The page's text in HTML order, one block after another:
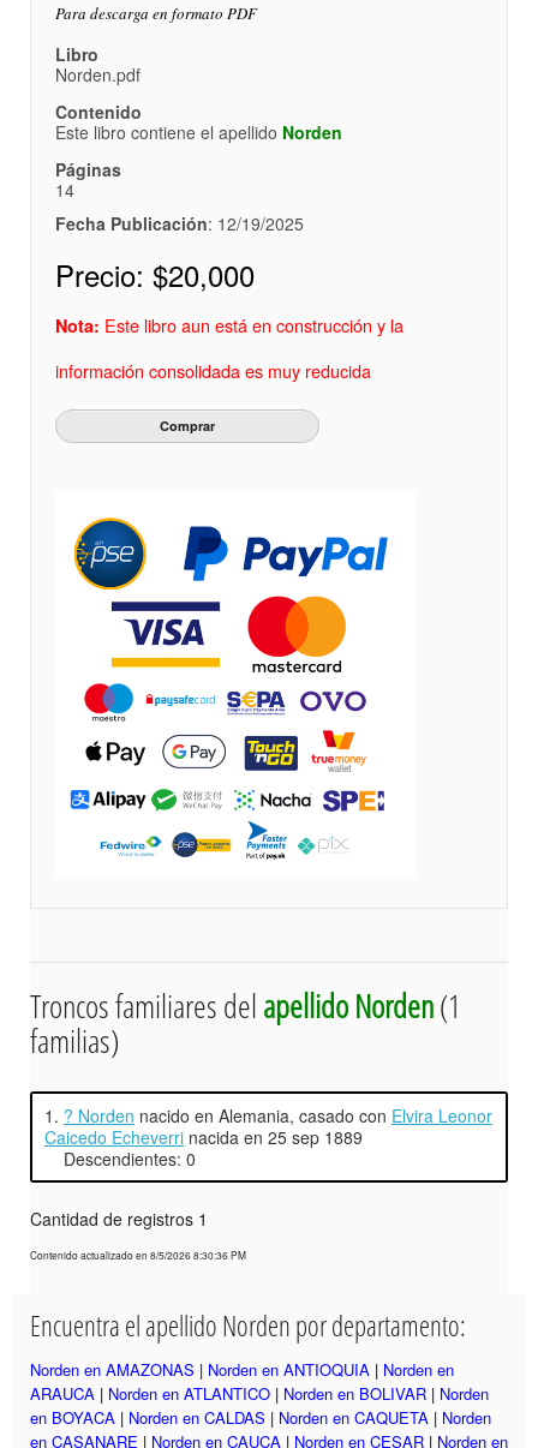
Para descarga en formato PDF
Libro
Norden.pdf
Contenido
Este libro contiene el apellido Norden
Páginas
14
Fecha Publicación: 12/19/2025
Precio: $20,000
Nota: Este libro aun está en construcción y la
información consolidada es muy reducida
Troncos familiares delapellido Norden(1
familias)
1. ? Norden nacido en Alemania, casado con Elvira Leonor
Caicedo Echeverri nacida en 25 sep 1889
Descendientes: 0
Cantidad de registros 1
Contenido actualizado en 8/5/2026 8:30:36 PM
Encuentra el apellido Norden por departamento:
Norden en AMAZONAS | Norden en ANTIOQUIA | Norden en
ARAUCA | Norden en ATLANTICO | Norden en BOLIVAR | Norden
en BOYACA | Norden en CALDAS | Norden en CAQUETA | Norden
en CASANARE | Norden en CAUCA | Norden en CESAR | Norden en